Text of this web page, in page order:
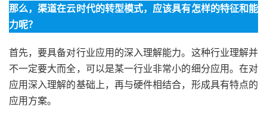
那么，渠道在云时代的转型模式，应该具有怎样的特征和能
力呢？
首先，要具备对行业应用的深入理解能力。这种行业理解并
不一定要大而全，可以是某一行业非常小的细分应用。在对
应用深入理解的基础上，再与硬件相结合，形成具有特点的
应用方案。